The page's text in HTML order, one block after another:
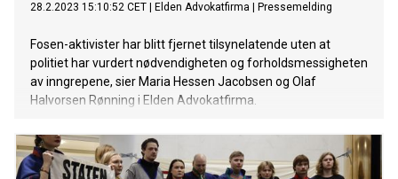
28.2.2023 15:10:52 CET Elden Advokatfirma Pressemelding
Fosen-aktivister har blitt fjernet tilsynelatende uten at
politiet har vurdert nødvendigheten og forholdsmessigheten
av inngrepene, sier Maria Hessen Jacobsen og Olaf
Halvorsen Rønning i Elden Advokatfirma.